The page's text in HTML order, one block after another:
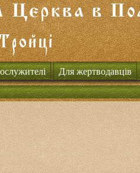
Для жертводавців